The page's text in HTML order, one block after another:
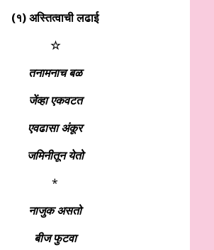
(१) अस्तित्वाची लढाई
☆
तनामनाच बळ
जेंव्हा एकवटत
एवढासा अंकूर
जमिनीतून येतो
*
नाजुक असतो
बीज फुटवा